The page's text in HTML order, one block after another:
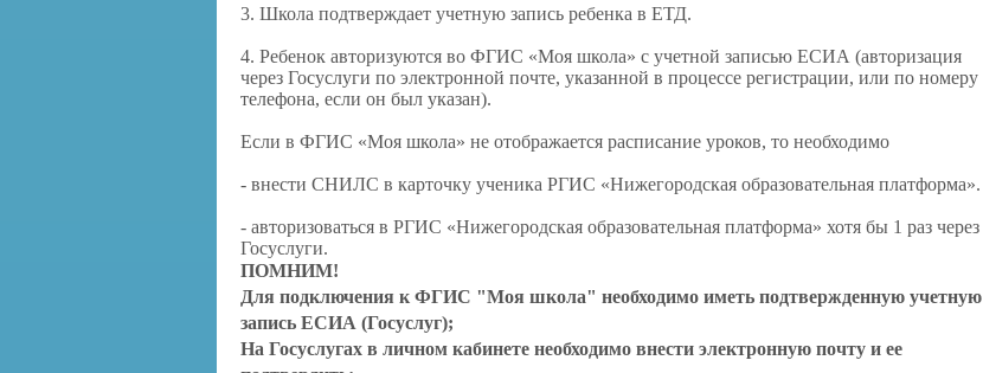
3. Школа подтверждает учетную запись ребенка в ЕТД.
4. Ребенок авторизуются во ФГИС «Моя школа» с учетной записью ЕСИА (авторизация
через Госуслуги по электронной почте, указанной в процессе регистрации, или по номеру
телефона, если он был указан).
Если в ФГИС «Моя школа» не отображается расписание уроков, то необходимо
- внести СНИЛС в карточку ученика РГИС «Нижегородская образовательная платформа».
- авторизоваться в РГИС «Нижегородская образовательная платформа» хотя бы 1 раз через
Госуслуги.
ПОМНИМ!
Для подключения к ФГИС "Моя школа" необходимо иметь подтвержденную учетную
запись ЕСИА (Госуслуг);
На Госуслугах в личном кабинете необходимо внести электронную почту и ее